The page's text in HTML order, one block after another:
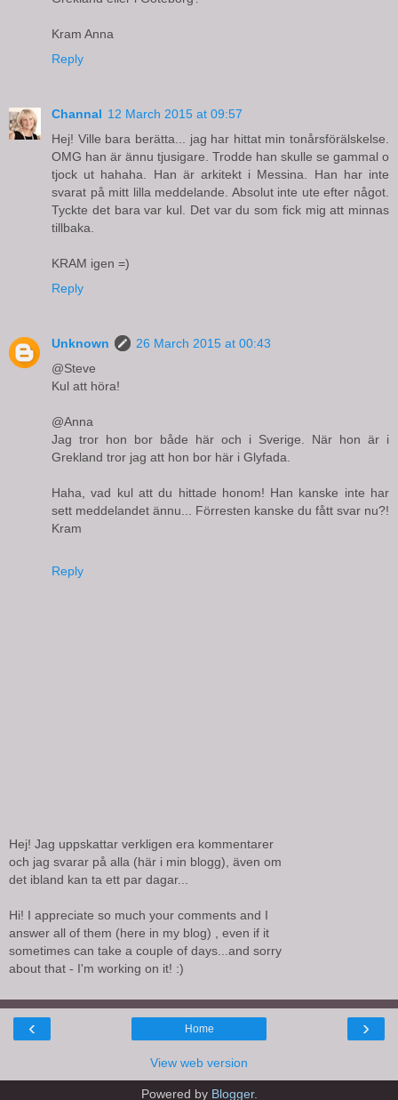
Kram Anna
Reply
Channal 12 March 2015 at 09:57
Hej! Ville bara berätta... jag har hittat min tonårsförälskelse.
OMG han är ännu tjusigare. Trodde han skulle se gammal o
tjock ut hahaha. Han är arkitekt i Messina. Han har inte
svarat på mitt lilla meddelande. Absolut inte ute efter något.
Tyckte det bara var kul. Det var du som fick mig att minnas
tillbaka.
KRAM igen =)
Reply
Unknown
26 March 2015 at 00:43
@Steve
Kul att höra!
@Anna
Jag tror hon bor både här och i Sverige. När hon är i
Grekland tror jag att hon bor här i Glyfada.
Haha, vad kul att du hittade honom! Han kanske inte har
sett meddelandet ännu... Förresten kanske du fått svar nu?!
Kram
Reply
Hej! Jag uppskattar verkligen era kommentarer
och jag svarar på alla (här i min blogg), även om
det ibland kan ta ett par dagar...
Hi! I appreciate so much your comments and I
answer all of them (here in my blog) , even if it
sometimes can take a couple of days...and sorry
about that - I'm working on it! :)
‹ ›
Home
View web version
Powered by Blogger.